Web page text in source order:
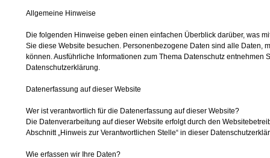
Allgemeine Hinweise
Die folgenden Hinweise geben einen einfachen Überblick darüber, was
Sie diese Website besuchen. Personenbezogene Daten sind alle Daten,
können. Ausführliche Informationen zum Thema Datenschutz entnehmen
Datenschutzerklärung.
Datenerfassung auf dieser Website
Wer ist verantwortlich für die Datenerfassung auf dieser Website?
Die Datenverarbeitung auf dieser Website erfolgt durch den
Abschnitt „Hinweis zur Verantwortlichen Stelle“ in dieser
Wie erfassen wir Ihre Daten?